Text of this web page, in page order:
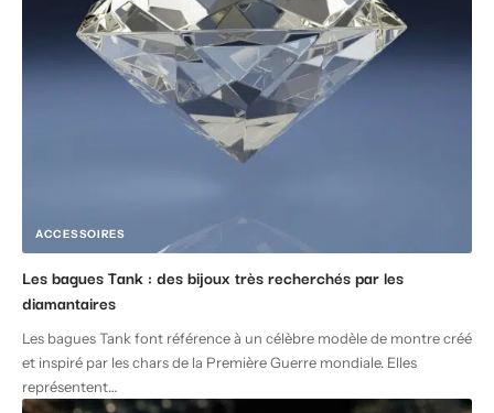
ACCESSOIRES
Les bagues Tank : des bijoux très recherchés par les
diamantaires
Les bagues Tank font référence à un célèbre modèle de montre créé
et inspiré par les chars de la Première Guerre mondiale. Elles
représentent…